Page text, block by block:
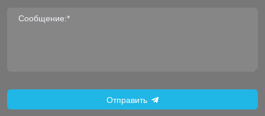
Сообщение:*
Отправить